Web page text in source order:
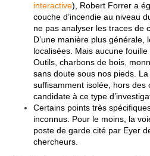
interactive), Robert Forrer a
couche d’incendie au niveau
ne pas analyser les traces de
D’une manière plus générale,
localisées. Mais aucune fouille
Outils, charbons de bois,
sans doute sous nos pieds.
suffisamment isolée, hors des
candidate à ce type
Certains points très
inconnus. Pour le moins, la
poste de garde cité par Eyer
chercheurs.